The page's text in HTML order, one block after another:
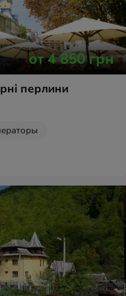
от4 850грн
перлини